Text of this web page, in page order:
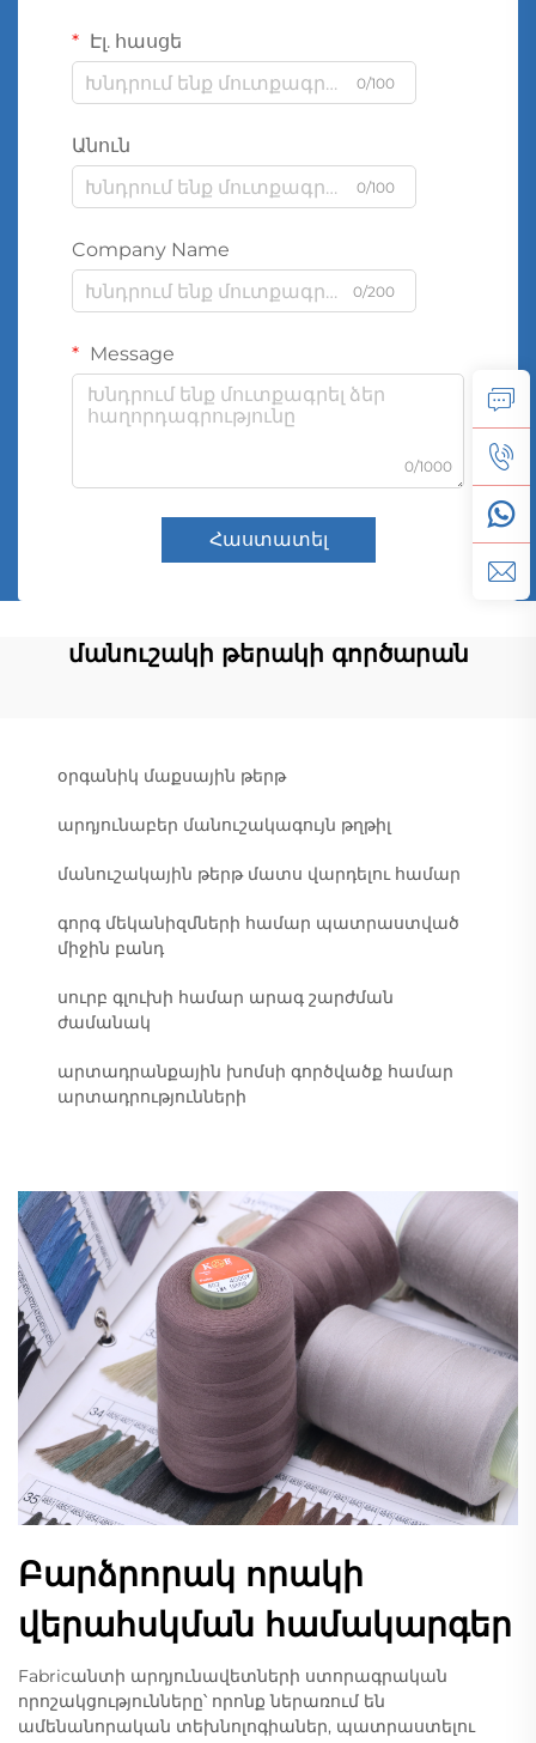
Էլ. հասցե
0/100
Անուն
0/100
Company Name
0/200
Message
0/1000
Հաստատել
մանուշակի թերակի գործարան
օրգանիկ մաքսային թերթ
արդյունաբեր մանուշակագույն թղթիլ
մանուշակային թերթ մատս վարդելու համար
գորգ մեկանիզմների համար պատրաստված
միջին բանդ
սուրբ գլուխի համար արագ շարժման
ժամանակ
արտադրանքային խոմսի գործվածք համար
արտադրությունների
Բարձրորակ որակի
վերահսկման համակարգեր
Fabricանտի արդյունավետների ստորագրական
որոշակցությունները՝ որոնք ներառում են
ամենանորական տեխնոլոգիաներ, պատրաստելու